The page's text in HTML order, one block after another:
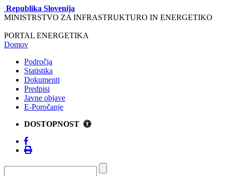
Republika Slovenija
MINISTRSTVO ZA INFRASTRUKTURO IN ENERGETIKO
PORTAL ENERGETIKA
Domov
Področja
Statistika
Dokumenti
Predpisi
Javne objave
E-Poročanje
DOSTOPNOST